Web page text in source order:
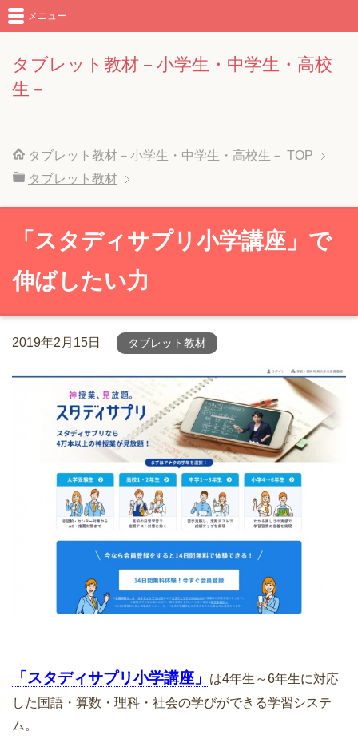
タブレット教材－小学生・中学生・高校
生－
メニュー
タブレット教材－小学生・中学生・高校生－ TOP
タブレット教材
「スタディサプリ小学講座」で
伸ばしたい力
2019年2月15日 タブレット教材
「スタディサプリ小学講座」
は4年生～6年生に対応
した国語・算数・理科・社会の学びができる学習システ
ム。